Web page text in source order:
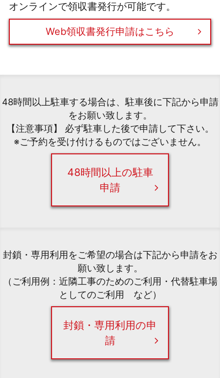
オンラインで領収書発行が可能です。
Web領収書発行申請はこちら
48時間以上駐車する場合は、駐車後に下記から申請
をお願い致します。
【注意事項】 必ず駐車した後で申請して下さい。
※ご予約を受け付けるものではございません。
48時間以上の駐車
申請
封鎖・専用利用をご希望の場合は下記から申請をお
願い致します。
（ご利用例：近隣工事のためのご利用・代替駐車場
としてのご利用 など）
封鎖・専用利用の申
請